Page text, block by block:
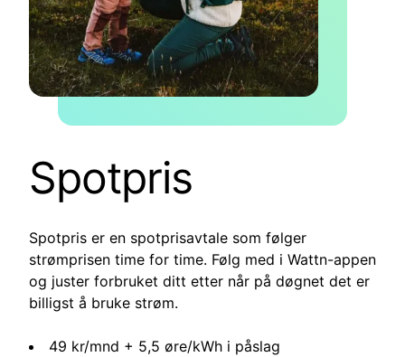
Spotpris
Spotpris er en spotprisavtale som følger
strømprisen time for time. Følg med i Wattn-appen
og juster forbruket ditt etter når på døgnet det er
billigst å bruke strøm.
49 kr/mnd + 5,5 øre/kWh i påslag